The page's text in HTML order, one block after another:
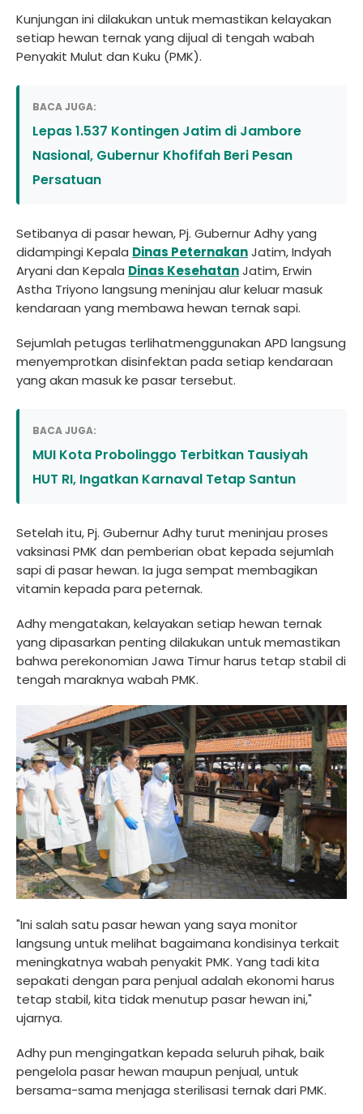
Kunjungan ini dilakukan untuk memastikan kelayakan
setiap hewan ternak yang dijual di tengah wabah
Penyakit Mulut dan Kuku (PMK).
BACA JUGA:
Lepas 1.537 Kontingen Jatim di Jambore
Nasional, Gubernur Khofifah Beri Pesan
Persatuan
Setibanya di pasar hewan, Pj. Gubernur Adhy yang
didampingi Kepala Dinas PeternakanJatim, Indyah
Aryani dan Kepala Dinas KesehatanJatim, Erwin
Astha Triyono langsung meninjau alur keluar masuk
kendaraan yang membawa hewan ternak sapi.
Sejumlah petugas terlihatmenggunakan APD langsung
menyemprotkan disinfektan pada setiap kendaraan
yang akan masuk ke pasar tersebut.
BACA JUGA:
MUI Kota Probolinggo Terbitkan Tausiyah
HUT RI, Ingatkan Karnaval Tetap Santun
Setelah itu, Pj. Gubernur Adhy turut meninjau proses
vaksinasi PMK dan pemberian obat kepada sejumlah
sapi di pasar hewan. Ia juga sempat membagikan
vitamin kepada para peternak.
Adhy mengatakan, kelayakan setiap hewan ternak
yang dipasarkan penting dilakukan untuk memastikan
bahwa perekonomian Jawa Timur harus tetap stabil di
tengah maraknya wabah PMK.
"Ini salah satu pasar hewan yang saya monitor
langsung untuk melihat bagaimana kondisinya terkait
meningkatnya wabah penyakit PMK. Yang tadi kita
sepakati dengan para penjual adalah ekonomi harus
tetap stabil, kita tidak menutup pasar hewan ini,"
ujarnya.
Adhy pun mengingatkan kepada seluruh pihak, baik
pengelola pasar hewan maupun penjual, untuk
bersama-sama menjaga sterilisasi ternak dari PMK.